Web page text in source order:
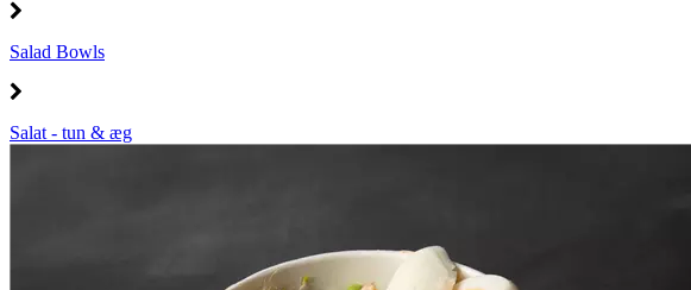
Salad Bowls
Salat - tun & æg